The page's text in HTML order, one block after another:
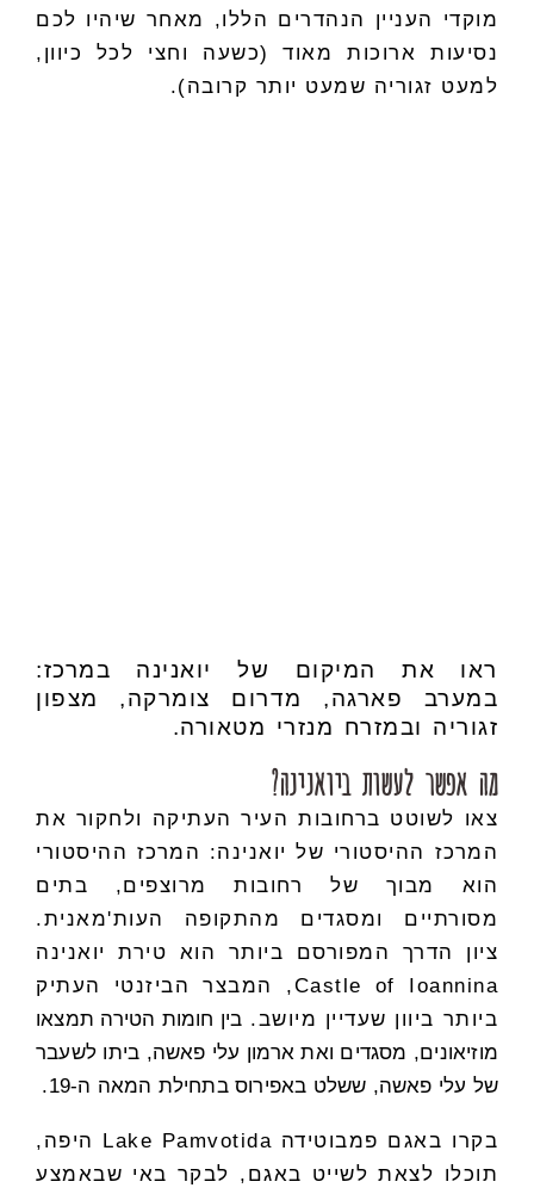
מוקדי העניין הנהדרים הללו, מאחר שיהיו לכם
נסיעות ארוכות מאוד (כשעה וחצי לכל כיוון,
למעט זגוריה שמעט יותר קרובה).
ראו את המיקום של יואנינה במרכז:
במערב פארגה, מדרום צומרקה, מצפון
זגוריה ובמזרח מנזרי מטאורה.
מה אפשר לעשות ביואנינה?
צאו לשוטט ברחובות העיר העתיקה ולחקור את
המרכז ההיסטורי של יואנינה: המרכז ההיסטורי
הוא מבוך של רחובות מרוצפים, בתים
מסורתיים ומסגדים מהתקופה העות'מאנית.
ציון הדרך המפורסם ביותר הוא טירת יואנינה
Castle of Ioannina, המבצר הביזנטי העתיק
ביותר ביוון שעדיין מיושב. בין חומות הטירה תמצאו
מוזיאונים, מסגדים ואת ארמון עלי פאשה, ביתו לשעבר
של עלי פאשה, ששלט באפירוס בתחילת המאה ה-19.
בקרו באגם פמבוטידה Lake Pamvotida היפה,
תוכלו לצאת לשייט באגם, לבקר באי שבאמצע